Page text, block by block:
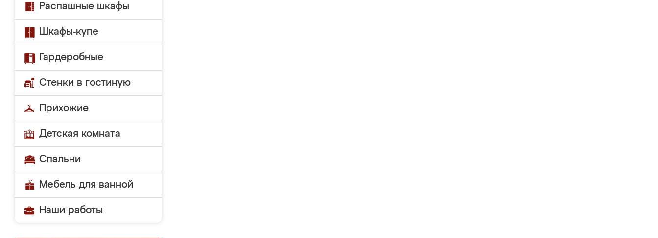
Распашные шкафы
Шкафы-купе
Гардеробные
Стенки в гостиную
Прихожие
Детская комната
Спальни
Мебель для ванной
Наши работы